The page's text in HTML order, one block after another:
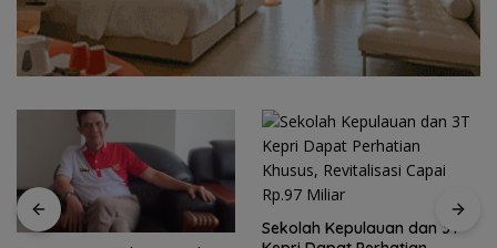
Sekolah Kepulauan dan 3T